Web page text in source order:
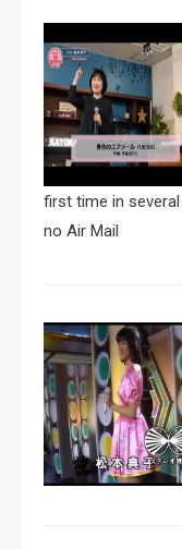
first time in
no Air Mail